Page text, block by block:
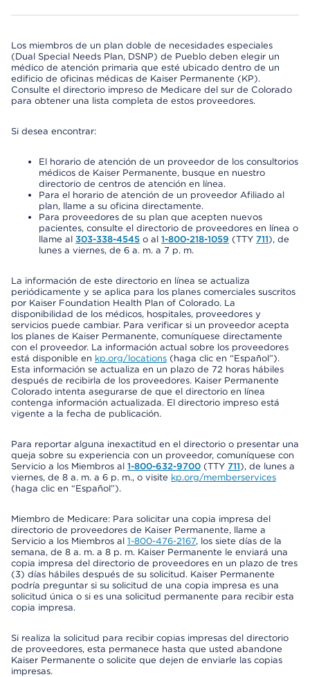
Los miembros de un plan doble de necesidades especiales
(Dual Special Needs Plan, DSNP) de Pueblo deben elegir un
médico de atención primaria que esté ubicado dentro de un
edificio de oficinas médicas de Kaiser Permanente (KP).
Consulte el directorio impreso de Medicare del sur de Colorado
para obtener una lista completa de estos proveedores.
Si desea encontrar:
El horario de atención de un proveedor de los consultorios
médicos de Kaiser Permanente, busque en nuestro
directorio de centros de atención en línea.
Para el horario de atención de un proveedor Afiliado al
plan, llame a su oficina directamente.
Para proveedores de su plan que acepten nuevos
pacientes, consulte el directorio de proveedores en línea o
llame al 303-338-4545 o al 1-800-218-1059 (TTY 711), de
lunes a viernes, de 6 a. m. a 7 p. m.
La información de este directorio en línea se actualiza
periódicamente y se aplica para los planes comerciales suscritos
por Kaiser Foundation Health Plan of Colorado. La
disponibilidad de los médicos, hospitales, proveedores y
servicios puede cambiar. Para verificar si un proveedor acepta
los planes de Kaiser Permanente, comuníquese directamente
con el proveedor. La información actual sobre los proveedores
está disponible en kp.org/locations (haga clic en “Español”).
Esta información se actualiza en un plazo de 72 horas hábiles
después de recibirla de los proveedores. Kaiser Permanente
Colorado intenta asegurarse de que el directorio en línea
contenga información actualizada. El directorio impreso está
vigente a la fecha de publicación.
Para reportar alguna inexactitud en el directorio o presentar una
queja sobre su experiencia con un proveedor, comuníquese con
Servicio a los Miembros al 1-800-632-9700 (TTY 711), de lunes a
viernes, de 8 a. m. a 6 p. m., o visite kp.org/memberservices
(haga clic en “Español”).
Miembro de Medicare: Para solicitar una copia impresa del
directorio de proveedores de Kaiser Permanente, llame a
Servicio a los Miembros al 1-800-476-2167, los siete días de la
semana, de 8 a. m. a 8 p. m. Kaiser Permanente le enviará una
copia impresa del directorio de proveedores en un plazo de tres
(3) días hábiles después de su solicitud. Kaiser Permanente
podría preguntar si su solicitud de una copia impresa es una
solicitud única o si es una solicitud permanente para recibir esta
copia impresa.
Si realiza la solicitud para recibir copias impresas del directorio
de proveedores, esta permanece hasta que usted abandone
Kaiser Permanente o solicite que dejen de enviarle las copias
impresas.